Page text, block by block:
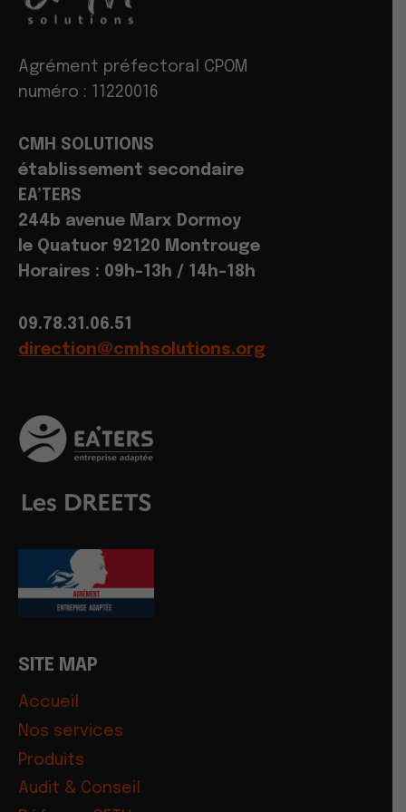
Agrément préfectoral CPOM
numéro : 11220016
CMH SOLUTIONS
établissement secondaire
EA’TERS
244b avenue Marx Dormoy
le Quatuor 92120 Montrouge
Horaires : 09h-13h / 14h-18h
09.78.31.06.51
direction@cmhsolutions.org
SITE MAP
Accueil
Nos services
Produits
Audit & Conseil